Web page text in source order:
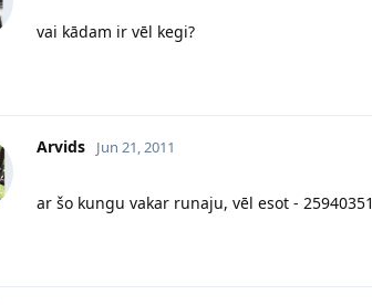
vai kādam ir vēl kegi?
Arvids Jun 21, 2011
ar šo kungu vakar runaju, vēl esot - 25940351